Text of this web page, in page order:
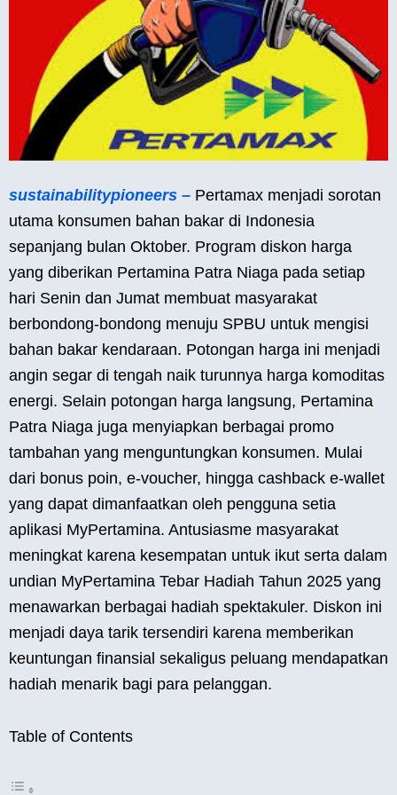
sustainabilitypioneers – Pertamax menjadi sorotan
utama konsumen bahan bakar di Indonesia
sepanjang bulan Oktober. Program diskon harga
yang diberikan Pertamina Patra Niaga pada setiap
hari Senin dan Jumat membuat masyarakat
berbondong-bondong menuju SPBU untuk mengisi
bahan bakar kendaraan. Potongan harga ini menjadi
angin segar di tengah naik turunnya harga komoditas
energi. Selain potongan harga langsung, Pertamina
Patra Niaga juga menyiapkan berbagai promo
tambahan yang menguntungkan konsumen. Mulai
dari bonus poin, e-voucher, hingga cashback e-wallet
yang dapat dimanfaatkan oleh pengguna setia
aplikasi MyPertamina. Antusiasme masyarakat
meningkat karena kesempatan untuk ikut serta dalam
undian MyPertamina Tebar Hadiah Tahun 2025 yang
menawarkan berbagai hadiah spektakuler. Diskon ini
menjadi daya tarik tersendiri karena memberikan
keuntungan finansial sekaligus peluang mendapatkan
hadiah menarik bagi para pelanggan.
Table of Contents